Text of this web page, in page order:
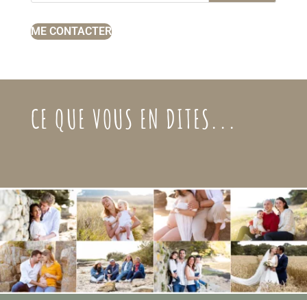
ME CONTACTER
CE QUE VOUS EN DITES...